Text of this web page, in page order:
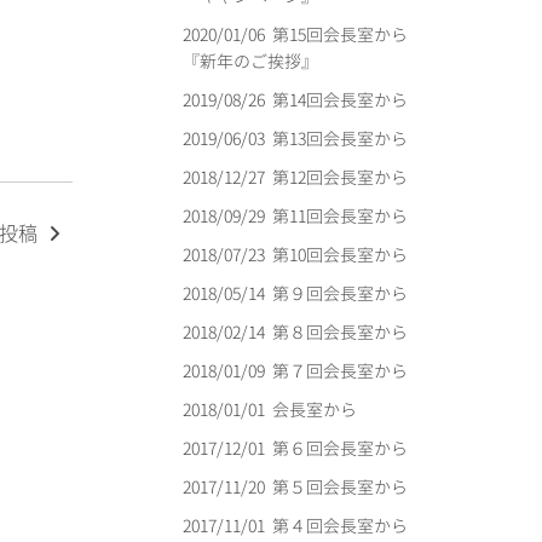
稿
2020/01/06 第15回会長室から
『新年のご挨拶』
2019/08/26 第14回会長室から
2019/06/03 第13回会長室から
2018/12/27 第12回会長室から
2018/09/29 第11回会長室から
2018/07/23 第10回会長室から
2018/05/14 第９回会長室から
2018/02/14 第８回会長室から
2018/01/09 第７回会長室から
2018/01/01 会長室から
2017/12/01 第６回会長室から
2017/11/20 第５回会長室から
2017/11/01 第４回会長室から